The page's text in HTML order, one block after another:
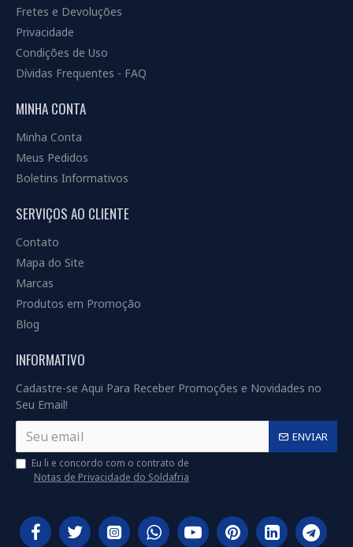
Fretes e Devoluções
Privacidade
Condições de Uso
Dívidas Frequentes - FAQ
MINHA CONTA
Minha Conta
Meus Pedidos
Boletins Informativos
SERVIÇOS AO CLIENTE
Contato
Mapa do Site
Marcas
Produtos em Promoção
Blog
INFORMATIVO
Cadastre-se Aqui Para Receber Promoções e Novidades no
Seu Email!
ENVIAR
Eu li e concordo com o contrato de
Notas de Privacidade do Soldafria